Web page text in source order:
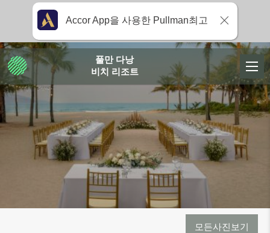
모든사진보기
풀만 다낭
비치 리조트
Accor App을 사용한 Pullman최고